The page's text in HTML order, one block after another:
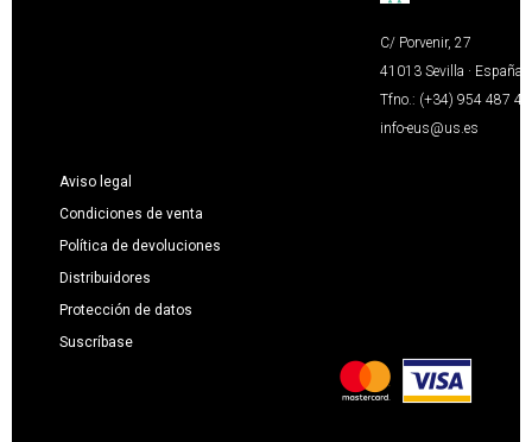
C/ Porvenir, 27
41013 Sevilla · España
Tfno.: (+34) 954 487
info-eus@us.es
Aviso legal
Condiciones de venta
Política de devoluciones
Distribuidores
Protección de datos
Suscríbase